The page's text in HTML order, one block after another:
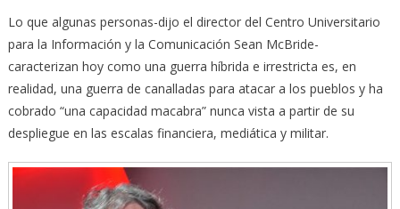
Lo que algunas personas-dijo el director del Centro Universitario
para la Información y la Comunicación Sean McBride-
caracterizan hoy como una guerra híbrida e irrestricta es, en
realidad, una guerra de canalladas para atacar a los pueblos y ha
cobrado “una capacidad macabra” nunca vista a partir de su
despliegue en las escalas financiera, mediática y militar.